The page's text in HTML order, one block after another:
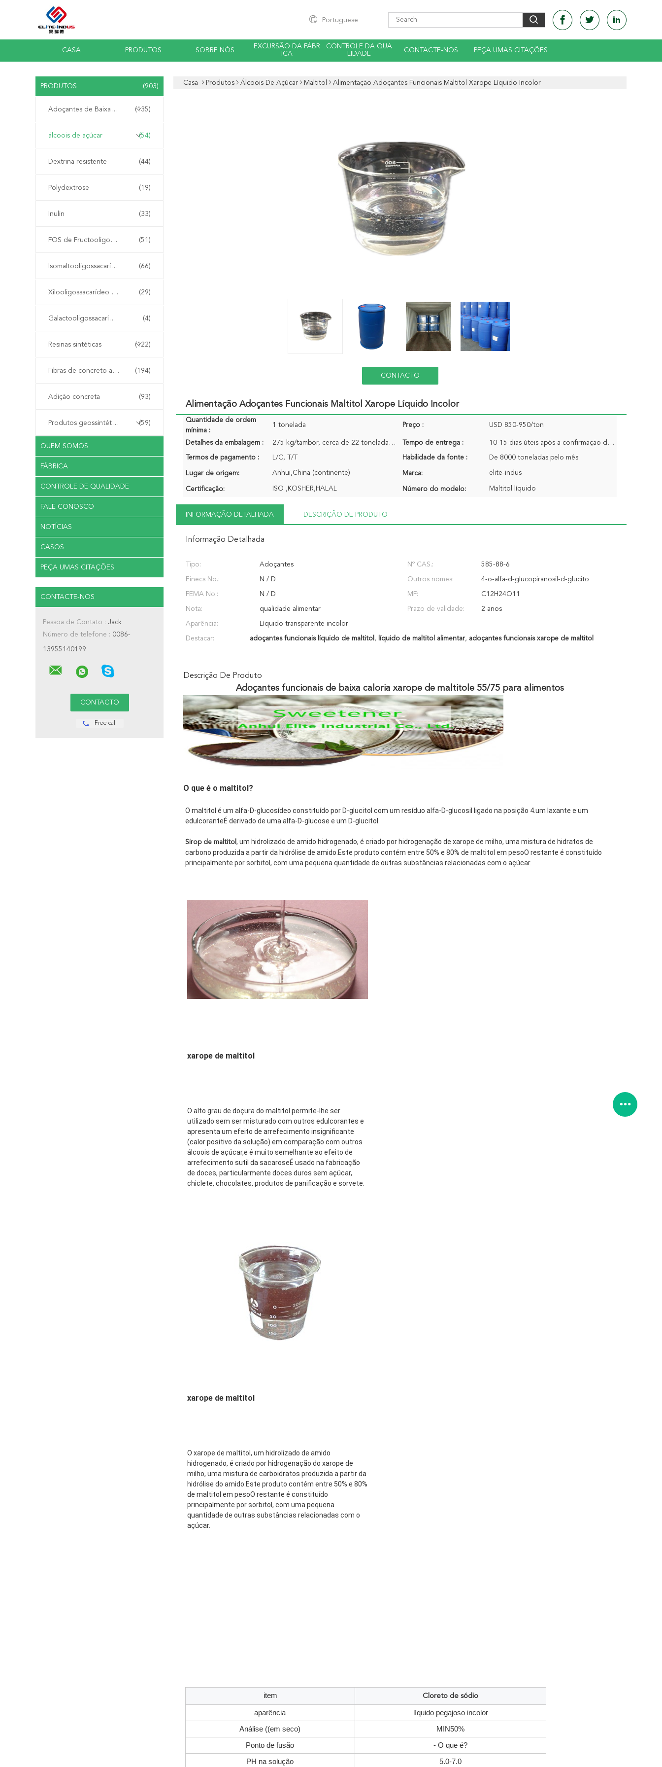
Portuguese
CASA PRODUTOS SOBRE NÓS
EXCURSÃO DA FÁBR
ICA
CONTROLE DA QUA
LIDADE
CONTACTE-NOS PEÇA UMAS CITAÇÕES
PRODUTOS (903)
Adoçantes de Baixa Caloria (135)
álcoois de açúcar (54)
Dextrina resistente (44)
Polydextrose (19)
Inulin (33)
FOS de Fructooligosaccharide (51)
Isomaltooligossacarídeo IMO (66)
Xilooligossacarídeo XOS (29)
Galactooligossacarídeo GOS (4)
Resinas sintéticas (122)
Fibras de concreto armado (194)
Adição concreta (93)
Produtos geossintéticos (59)
QUEM SOMOS
FÁBRICA
CONTROLE DE QUALIDADE
FALE CONOSCO
NOTÍCIAS
CASOS
PEÇA UMAS CITAÇÕES
CONTACTE-NOS
Pessoa de Contato : Jack
Número de telefone : 0086-
13955140199
Free call
Casa Produtos Álcoois De Açúcar Maltitol Alimentação Adoçantes Funcionais Maltitol Xarope Líquido Incolor
CONTACTO
Alimentação Adoçantes Funcionais Maltitol Xarope Líquido Incolor
Quantidade de ordem
mínima :
1 tonelada Preço : USD 850-950/ton
Detalhes da embalagem : 275 kg/tambor, cerca de 22 toneladas/20&#39;gp Tempo de entrega : 10-15 dias úteis após a confirmação do pedido
Termos de pagamento : L/C, T/T Habilidade da fonte : De 8000 toneladas pelo mês
Lugar de origem: Anhui,China (continente) Marca: elite-indus
Certificação: ISO ,KOSHER,HALAL Número do modelo: Maltitol líquido
INFORMAÇÃO DETALHADA DESCRIÇÃO DE PRODUTO
Informação Detalhada
Tipo: Adoçantes Nº CAS.: 585-88-6
Einecs No.: N / D Outros nomes: 4-o-alfa-d-glucopiranosil-d-glucito
FEMA No.: N / D MF: C12H24O11
Nota: qualidade alimentar Prazo de validade: 2 anos
Aparência: Líquido transparente incolor
Destacar: adoçantes funcionais líquido de maltitol , líquido de maltitol alimentar, adoçantes funcionais xarope de maltitol
Descrição De Produto
Adoçantes funcionais de baixa caloria xarope de maltitole 55/75 para alimentos
O que é o maltitol?
O maltitol é um alfa-D-glucosídeo constituído por D-glucitol com um resíduo alfa-D-glucosil ligado na posição 4.um laxante e um
edulcoranteÉ derivado de uma alfa-D-glucose e um D-glucitol.
Sirop de maltitol , um hidrolizado de amido hidrogenado, é criado por hidrogenação de xarope de milho, uma mistura de hidratos de
carbono produzida a partir da hidrólise de amido.Este produto contém entre 50% e 80% de maltitol em pesoO restante é constituído
principalmente por sorbitol, com uma pequena quantidade de outras substâncias relacionadas com o açúcar.
xarope de maltitol
O alto grau de doçura do maltitol permite-lhe ser
utilizado sem ser misturado com outros edulcorantes e
apresenta um efeito de arrefecimento insignificante
(calor positivo da solução) em comparação com outros
álcoois de açúcar,e é muito semelhante ao efeito de
arrefecimento sutil da sacaroseÉ usado na fabricação
de doces, particularmente doces duros sem açúcar,
chiclete, chocolates, produtos de panificação e sorvete.
xarope de maltitol
O xarope de maltitol, um hidrolizado de amido
hidrogenado, é criado por hidrogenação do xarope de
milho, uma mistura de carboidratos produzida a partir da
hidrólise do amido.Este produto contém entre 50% e 80%
de maltitol em pesoO restante é constituído
principalmente por sorbitol, com uma pequena
quantidade de outras substâncias relacionadas com o
açúcar.
item Cloreto de sódio
aparência
líquido pegajoso incolor
Análise ((em seco)
MIN50%
Ponto de fusão
- O que é?
PH na solução
5.0-7.0